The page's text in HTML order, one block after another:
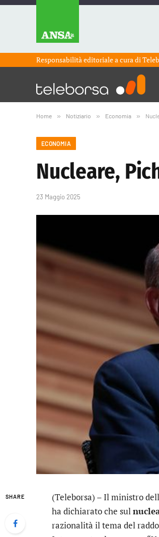
Responsabilità editoriale a cura di
Home » Notiziario » Economia »
ECONOMIA
Nucleare,
23 Maggio 2025
SHARE (Teleborsa) – Il ministro
ha dichiarato che sul
razionalità il tema del